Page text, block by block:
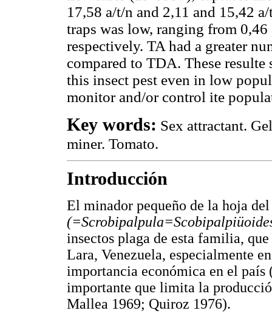
17,58 a/t/n and 2,11 and 15,42
traps was low, ranging from
respectively. TA had a greater
compared to TDA. These resulte
this insect pest even in low
monitor and/or control ite
Key words: Sex attractant.
miner. Tomato.
Introducción
El minador pequeño de la hoja
insectos plaga de esta familia,
Lara, Venezuela, especialmente
importancia económica en el país
importante que limita la
Mallea 1969; Quiroz 1976).